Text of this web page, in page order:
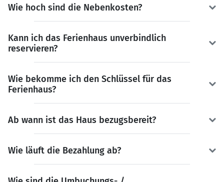
Wie hoch sind die Nebenkosten?
Kann ich das Ferienhaus unverbindlich
reservieren?
Wie bekomme ich den Schlüssel für das
Ferienhaus?
Ab wann ist das Haus bezugsbereit?
Wie läuft die Bezahlung ab?